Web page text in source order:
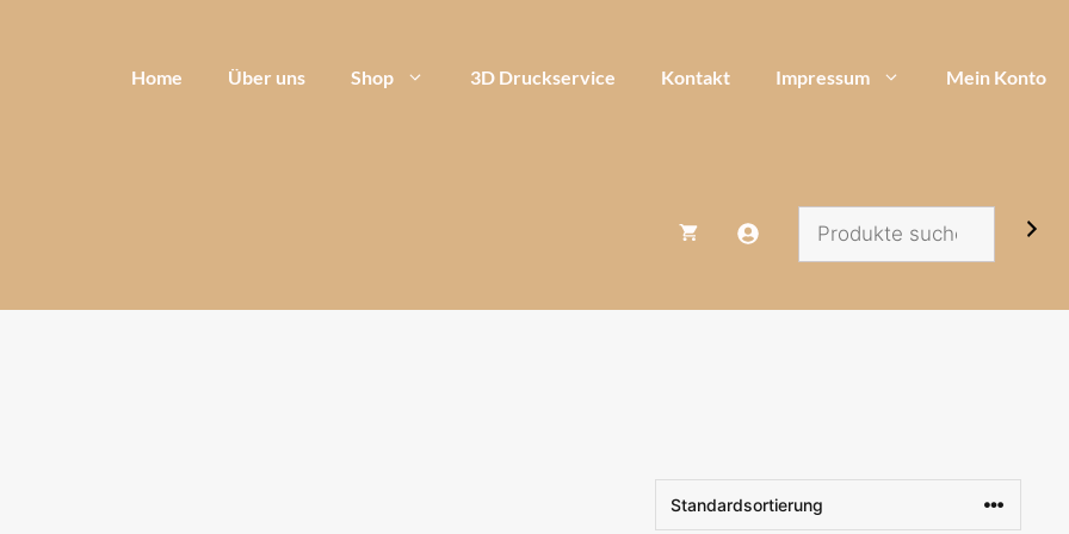
Home Über uns Shop 3D Druckservice Kontakt Impressum Mein Konto